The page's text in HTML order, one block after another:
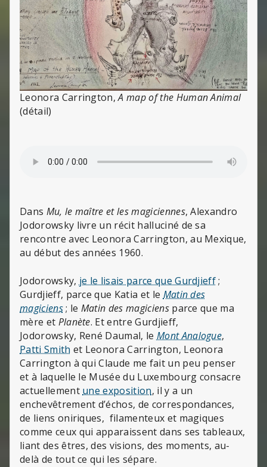
Leonora Carrington,A map of the Human Animal
(détail)
Dans Mu, le maître et les magiciennes, Alexandro
Jodorowsky livre un récit halluciné de sa
rencontre avec Leonora Carrington, au Mexique,
au début des années 1960.
Jodorowsky, je le lisais parce que Gurdjieff;
Gurdjieff, parce que Katia et le Matin des
magiciens; le Matin des magiciens parce que ma
mère et Planète. Et entre Gurdjieff,
Jodorowsky, René Daumal, le Mont Analogue,
Patti Smith et Leonora Carrington, Leonora
Carrington à qui Claude me fait un peu penser
et à laquelle le Musée du Luxembourg consacre
actuellement une exposition, il y a un
enchevêtrement d’échos, de correspondances,
de liens oniriques, filamenteux et magiques
comme ceux qui apparaissent dans ses tableaux,
liant des êtres, des visions, des moments, au-
delà de tout ce qui les sépare.